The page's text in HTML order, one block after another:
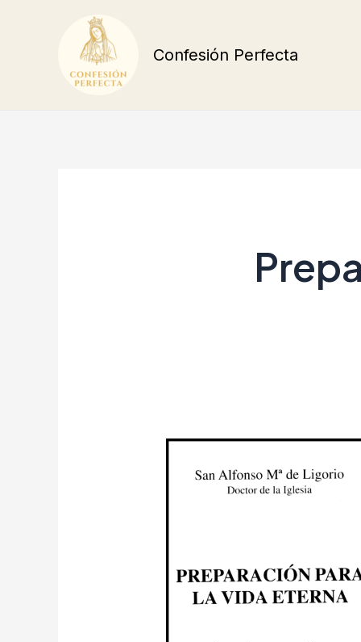
Confesión Perfecta